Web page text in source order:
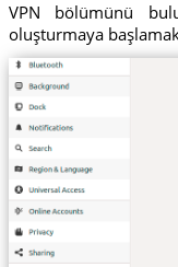
VPN bölümünü
oluşturmaya